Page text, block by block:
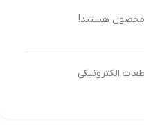
محصول هستند!
الکترونیکی